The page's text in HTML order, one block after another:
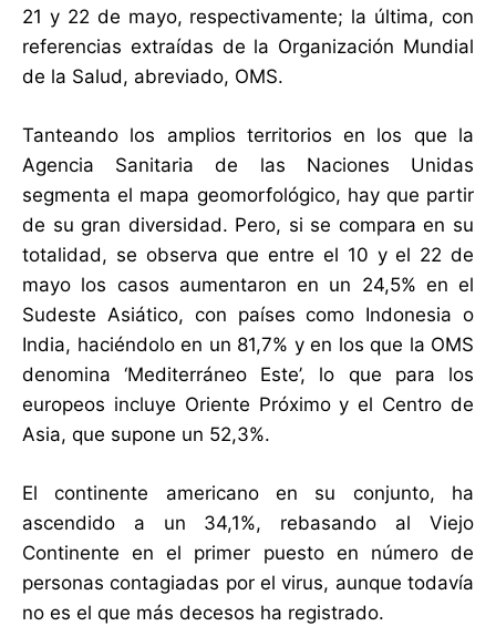
21 y 22 de mayo, respectivamente; la última, con
referencias extraídas de la Organización Mundial
de la Salud, abreviado, OMS.
Tanteando los amplios territorios en los que la
Agencia Sanitaria de las Naciones Unidas
segmenta el mapa geomorfológico, hay que partir
de su gran diversidad. Pero, si se compara en su
totalidad, se observa que entre el 10 y el 22 de
mayo los casos aumentaron en un 24,5% en el
Sudeste Asiático, con países como Indonesia o
India, haciéndolo en un 81,7% y en los que la OMS
denomina ‘Mediterráneo Este’, lo que para los
europeos incluye Oriente Próximo y el Centro de
Asia, que supone un 52,3%.
El continente americano en su conjunto, ha
ascendido a un 34,1%, rebasando al Viejo
Continente en el primer puesto en número de
personas contagiadas por el virus, aunque todavía
no es el que más decesos ha registrado.